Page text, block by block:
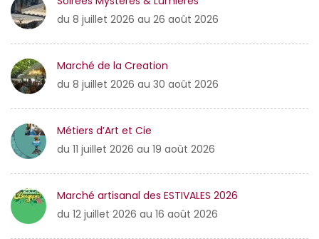
du 8 juillet 2026 au 26 août 2026
Marché de la Creation
du 8 juillet 2026 au 30 août 2026
Métiers d’Art et Cie
du 11 juillet 2026 au 19 août 2026
Marché artisanal des ESTIVALES 2026
du 12 juillet 2026 au 16 août 2026